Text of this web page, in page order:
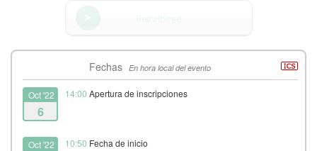
Fechas En hora local del evento
Oct '22
6
14:00 Apertura de inscripciones
Oct '22 10:50 Fecha de inicio